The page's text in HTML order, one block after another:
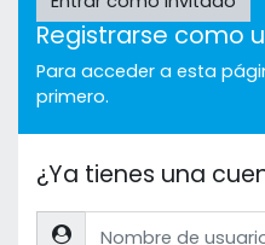
Registrarse como
Para acceder a esta
primero.
¿Ya tienes una
Nombre de usuario /